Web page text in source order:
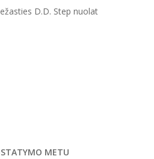
D.D. Step nuolat
METU